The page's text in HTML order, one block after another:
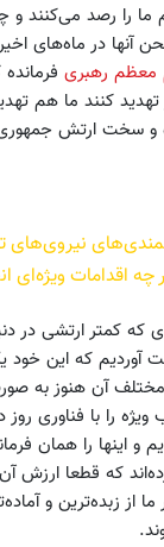
ما را رصد می‌کنند و
آنها در ماه‌های
معظم رهبری
تهدید کنند ما هم
و سخت ارتش
نیروی‌های
چه اقدامات ویژه‌ای
که این خود
مختلف آن هنوز به
را با فناوری
و اینها را همان
که قطعا ارزش
از زبده‌ترین و